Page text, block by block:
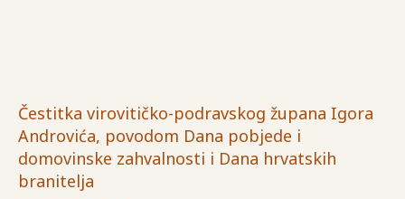
Čestitka virovitičko-podravskog župana Igora
Androvića, povodom Dana pobjede i
domovinske zahvalnosti i Dana hrvatskih
branitelja